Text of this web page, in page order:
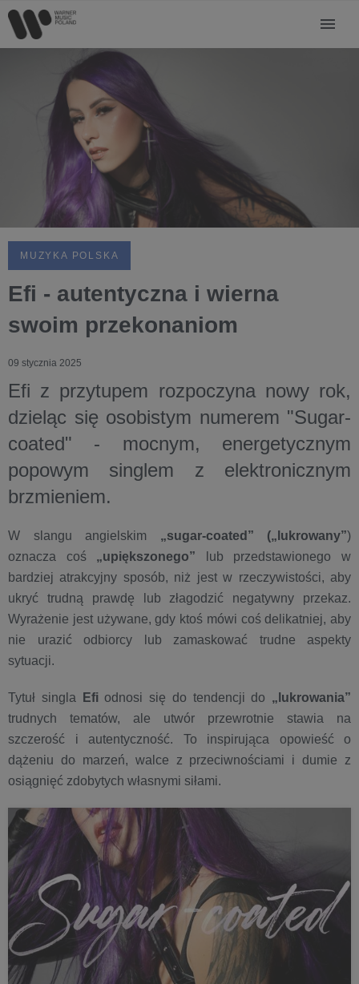
MUZYKA POLSKA
Efi - autentyczna i wierna
swoim przekonaniom
09 stycznia 2025
Efi z przytupem rozpoczyna nowy rok,
dzieląc się osobistym numerem "Sugar-
coated" - mocnym, energetycznym
popowym singlem z elektronicznym
brzmieniem.
W slangu angielskim „sugar-coated” („lukrowany”)
oznacza coś„upiększonego” lub przedstawionego w
bardziej atrakcyjny sposób, niż jest w rzeczywistości, aby
ukryć trudną prawdę lub złagodzić negatywny przekaz.
Wyrażenie jest używane, gdy ktoś mówi coś delikatniej, aby
nie urazić odbiorcy lub zamaskować trudne aspekty
sytuacji.
Tytuł singla Efiodnosi się do tendencji do „lukrowania”
trudnych tematów, ale utwór przewrotnie stawia na
szczerość i autentyczność. To inspirująca opowieść o
dążeniu do marzeń, walce z przeciwnościami i dumie z
osiągnięć zdobytych własnymi siłami.